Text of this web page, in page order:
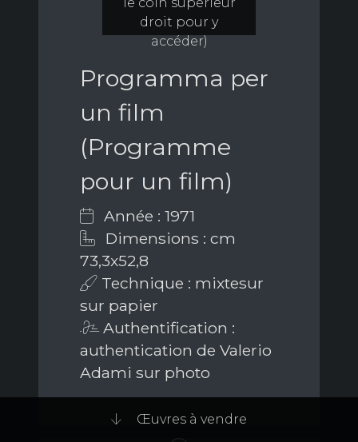
Œuvres à vendre
le coin supérieur
droit pour y
accéder)
Programma per
un film
(Programme
pour un film)
Année : 1971
Dimensions : cm
73,3x52,8
Technique : mixtesur
sur papier
Authentification :
authentication de Valerio
Adami sur photo